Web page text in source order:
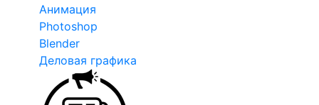
Анимация
Photoshop
Blender
Деловая графика